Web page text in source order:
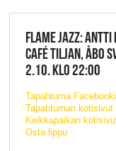
FLAME JAZZ: ANTTI
CAFÉ TILJAN, ÅBO
2.10. KLO 22:00
Tapahtuma
Tapahtuman kotisivut
Keikkapaikan
Osta lippu